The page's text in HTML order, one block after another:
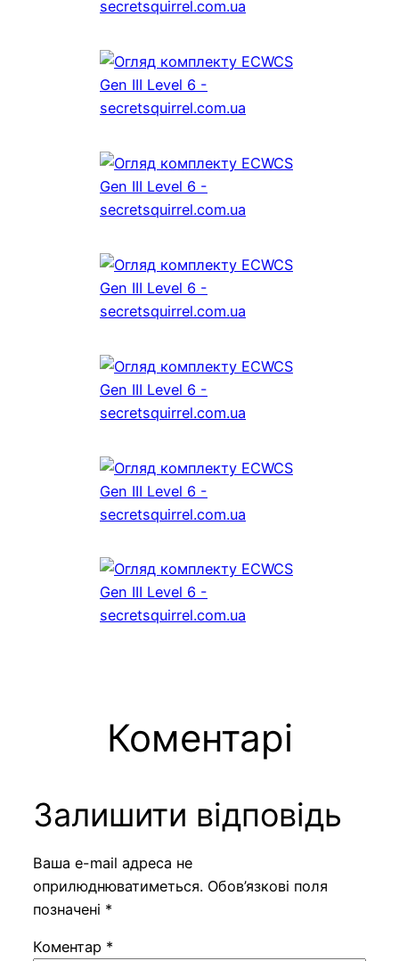
Коментарі
Залишити відповідь
Ваша e-mail адреса не
оприлюднюватиметься. Обов’язкові поля
позначені *
Коментар *